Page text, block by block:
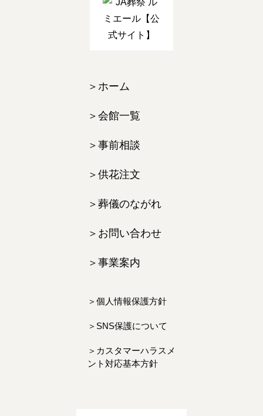
ホーム
会館一覧
事前相談
供花注文
葬儀のながれ
お問い合わせ
事業案内
個人情報保護方針
SNS保護について
カスタマーハラスメ
ント対応基本方針